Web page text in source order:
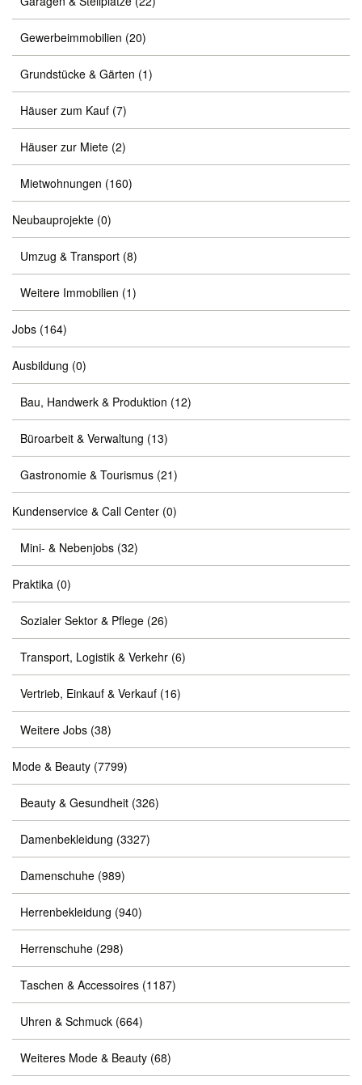
Gewerbeimmobilien (20)
Grundstücke & Gärten (1)
Häuser zum Kauf (7)
Häuser zur Miete (2)
Mietwohnungen (160)
Neubauprojekte (0)
Umzug & Transport (8)
Weitere Immobilien (1)
Jobs (164)
Ausbildung (0)
Bau, Handwerk & Produktion (12)
Büroarbeit & Verwaltung (13)
Gastronomie & Tourismus (21)
Kundenservice & Call Center (0)
Mini- & Nebenjobs (32)
Praktika (0)
Sozialer Sektor & Pflege (26)
Transport, Logistik & Verkehr (6)
Vertrieb, Einkauf & Verkauf (16)
Weitere Jobs (38)
Mode & Beauty (7799)
Beauty & Gesundheit (326)
Damenbekleidung (3327)
Damenschuhe (989)
Herrenbekleidung (940)
Herrenschuhe (298)
Taschen & Accessoires (1187)
Uhren & Schmuck (664)
Weiteres Mode & Beauty (68)